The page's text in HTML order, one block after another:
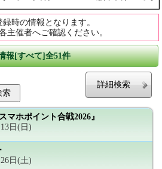
時の情報となります。
主催者へご確認ください。
情報[すべて]全51件
詳細検索
マホポイント合戦2026』
日(日)
日(土)